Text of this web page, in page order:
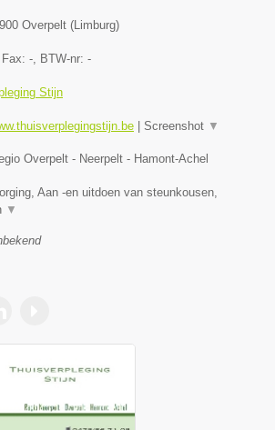
Overpelt (Limburg)
-, BTW-nr: -
Stijn
Screenshot ▼
Overpelt - Neerpelt - Hamont-Achel
Aan -en uitdoen van steunkousen,
▼